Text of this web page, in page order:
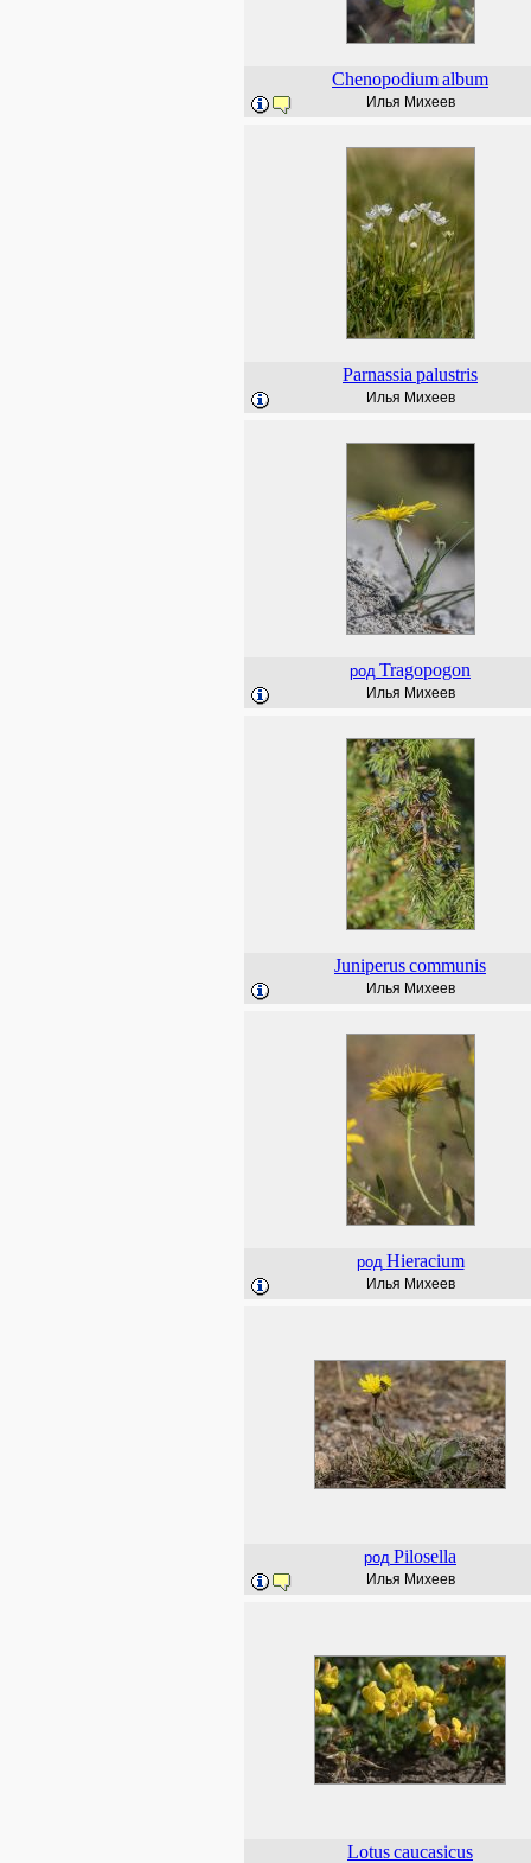
Chenopodiumalbum
Илья Михеев
Parnassia palustris
Илья Михеев
род Tragopogon
Илья Михеев
Juniperuscommunis
Илья Михеев
род Hieracium
Илья Михеев
род Pilosella
Илья Михеев
Lotuscaucasicus